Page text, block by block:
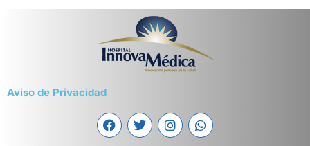
Aviso de Privacidad